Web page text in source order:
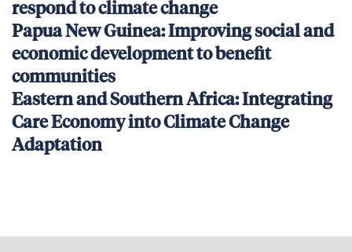
respond to climate change
Papua New Guinea: Improving social and
economic development to benefit
communities
Eastern and Southern Africa: Integrating
Care Economy into Climate Change
Adaptation